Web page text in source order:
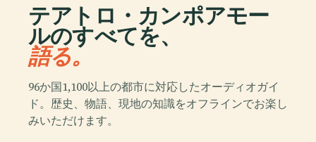
テアトロ・カンポアモー
ルのすべてを、
語る。
96か国1,100以上の都市に対応したオーディオガイ
ド。歴史、物語、現地の知識をオフラインでお楽し
みいただけます。